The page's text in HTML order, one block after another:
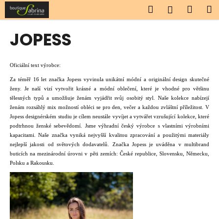
Přejít
obsah
Hledat
JOPESS
Oficiální text výrobce:
Za téměř 16 let značka Jopess vyvinula unikátní módní a originální design skutečné
ženy. Je naší vizí vytvořit krásné a módní oblečení, které je vhodné pro většinu
tělesných typů a umožňuje ženám vyjádřit svůj osobitý styl. Naše kolekce nabízejí
ženám rozsáhlý mix možností obléci se pro den, večer a každou zvláštní příležitost. V
Jopess designérském studiu je cílem neustále vyvíjet a vytvářet vzrušující kolekce, které
podtrhnou ženské sebevědomí. Jsme výhradní český výrobce s vlastními výrobními
kapacitami. Naše značka vyniká nejvyšší kvalitou zpracování a použitými materiály
nejlepší jakosti od světových dodavatelů. Značka Jopess je uváděna v multibrand
buticích na mezinárodní úrovni v pěti zemích: České republice, Slovensku, Německu,
Polsku a Rakousku.
K
o
o
p
o
t
ř
e
b
u
j
e
t
e